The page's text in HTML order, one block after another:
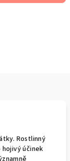
Rostlinný
účinek